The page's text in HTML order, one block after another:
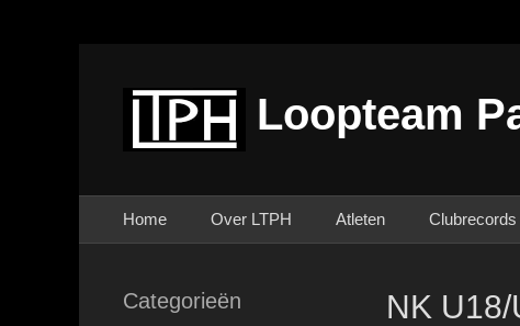
Loopteam
Primair menu
naar
Home Over LTPH Atleten Clubrecords
NK
Categorieën